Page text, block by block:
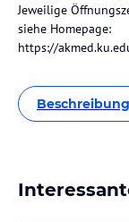
Jeweilige
siehe Homepage:
https://